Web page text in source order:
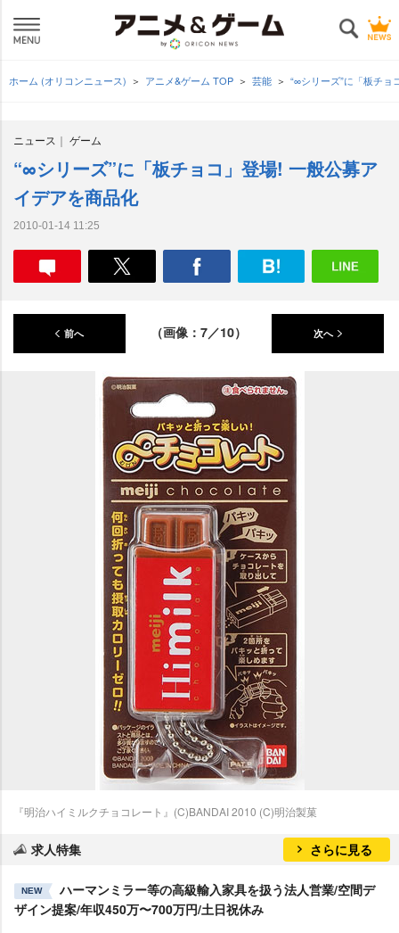
ホーム (オリコンニュース) アニメ&ゲーム TOP 芸能 “∞シリーズ”に「板チョ
ニュース ゲーム
“∞シリーズ”に「板チョコ」登場! 一般公募ア
イデアを商品化
2010-01-14 11:25
前へ （画像：7／10） 次へ
『明治ハイミルクチョコレート』(C)BANDAI 2010 (C)明治製菓
求人特集 さらに見る
NEW
ハーマンミラー等の高級輸入家具を扱う法人営業/空間デ
ザイン提案/年収450万〜700万円/土日祝休み